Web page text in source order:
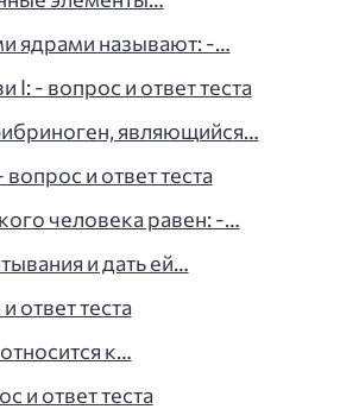
ядрами называют: -…
- вопрос и ответ теста
являющийся…
и ответ теста
человека равен: -…
и дать ей…
ответ теста
к…
и ответ теста